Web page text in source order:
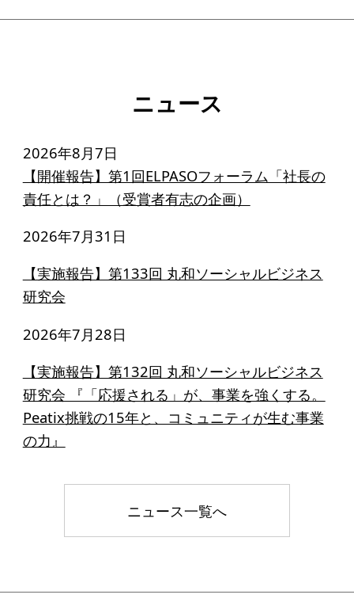
ニュース
2026年8月7日
【開催報告】第1回ELPASOフォーラム「社長の
責任とは？」（受賞者有志の企画）
2026年7月31日
【実施報告】第133回 丸和ソーシャルビジネス
研究会
2026年7月28日
【実施報告】第132回 丸和ソーシャルビジネス
研究会 『「応援される」が、事業を強くする。
Peatix挑戦の15年と、コミュニティが生む事業
の力』
ニュース一覧へ